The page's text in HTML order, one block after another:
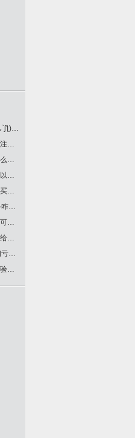
努力💪学习，加油赚钱，感恩(´ᴗ`ʃƪ)老师分享干货
用什么软件挑选票的呀？已经关注您很久了！
老师这几天没法干活了，你是怎么挑选票票的？
老师，想拜你为师，向你学习，以邮箱联系你了，请回复为盼。
老师，这段时间太难做了，今天买明天跌，老师文中作业，是不是最后一根k线是卖点，前一根k线是买点？不知道对不对？请多多指教！
这几天太不好干了，天天亏钱😭咋办老师
感谢关注，一起努力吧！有问题可以留言
老师你好，感谢老师无私分享，给你邮箱留言了哈，我要学习交易技术课程！一定给我回复哈
看的我热血沸腾啊！😭这段时间亏惨了
初入股市的小白，向老师讨教经验！收藏了